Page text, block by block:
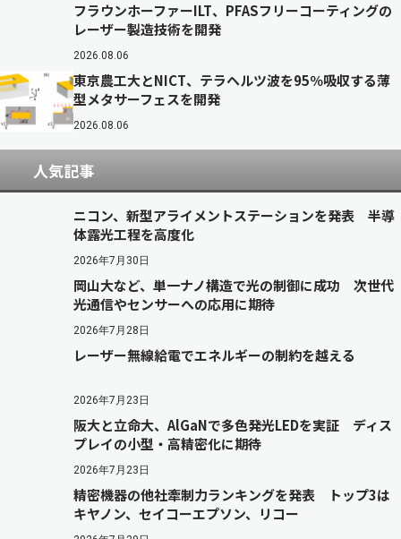
フラウンホーファーILT、PFASフリーコーティングの
レーザー製造技術を開発
2026.08.06
東京農工大とNICT、テラヘルツ波を95％吸収する薄
型メタサーフェスを開発
2026.08.06
人気記事
ニコン、新型アライメントステーションを発表 半導
体露光工程を高度化
2026年7月30日
岡山大など、単一ナノ構造で光の制御に成功 次世代
光通信やセンサーへの応用に期待
2026年7月28日
レーザー無線給電でエネルギーの制約を越える
2026年7月23日
阪大と立命大、AlGaNで多色発光LEDを実証 ディス
プレイの小型・高精密化に期待
2026年7月23日
精密機器の他社牽制力ランキングを発表 トップ3は
キヤノン、セイコーエプソン、リコー